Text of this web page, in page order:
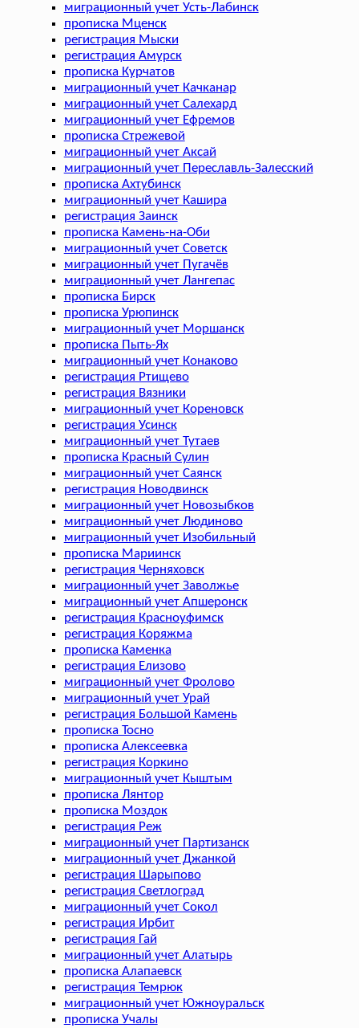
миграционный учет Усть-Лабинск
прописка Мценск
регистрация Мыски
регистрация Амурск
прописка Курчатов
миграционный учет Качканар
миграционный учет Салехард
миграционный учет Ефремов
прописка Стрежевой
миграционный учет Аксай
миграционный учет Переславль-Залесский
прописка Ахтубинск
миграционный учет Кашира
регистрация Заинск
прописка Камень-на-Оби
миграционный учет Советск
миграционный учет Пугачёв
миграционный учет Лангепас
прописка Бирск
прописка Урюпинск
миграционный учет Моршанск
прописка Пыть-Ях
миграционный учет Конаково
регистрация Ртищево
регистрация Вязники
миграционный учет Кореновск
регистрация Усинск
миграционный учет Тутаев
прописка Красный Сулин
миграционный учет Саянск
регистрация Новодвинск
миграционный учет Новозыбков
миграционный учет Людиново
миграционный учет Изобильный
прописка Мариинск
регистрация Черняховск
миграционный учет Заволжье
миграционный учет Апшеронск
регистрация Красноуфимск
регистрация Коряжма
прописка Каменка
регистрация Елизово
миграционный учет Фролово
миграционный учет Урай
регистрация Большой Камень
прописка Тосно
прописка Алексеевка
регистрация Коркино
миграционный учет Кыштым
прописка Лянтор
прописка Моздок
регистрация Реж
миграционный учет Партизанск
миграционный учет Джанкой
регистрация Шарыпово
регистрация Светлоград
миграционный учет Сокол
регистрация Ирбит
регистрация Гай
миграционный учет Алатырь
прописка Алапаевск
регистрация Темрюк
миграционный учет Южноуральск
прописка Учалы